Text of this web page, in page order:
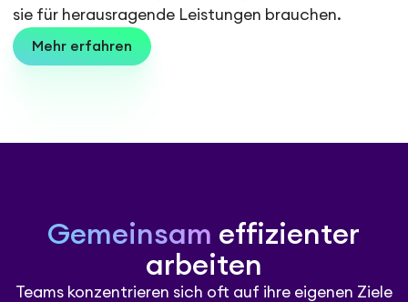
sie für herausragende Leistungen brauchen.
Mehr erfahren
Gemeinsam effizienter
arbeiten
Teams konzentrieren sich oft auf ihre eigenen Ziele